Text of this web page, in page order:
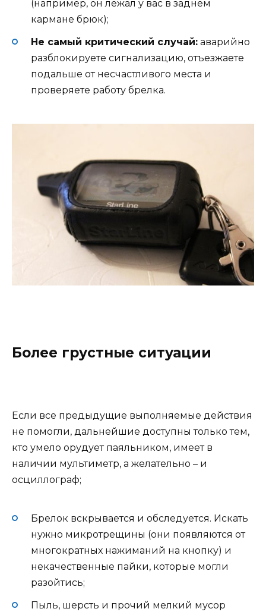
(например, он лежал у вас в заднем
кармане брюк);
Не самый критический случай: аварийно
разблокируете сигнализацию, отъезжаете
подальше от несчастливого места и
проверяете работу брелка.
Более грустные ситуации
Если все предыдущие выполняемые действия
не помогли, дальнейшие доступны только тем,
кто умело орудует паяльником, имеет в
наличии мультиметр, а желательно – и
осциллограф;
Брелок вскрывается и обследуется. Искать
нужно микротрещины (они появляются от
многократных нажиманий на кнопку) и
некачественные пайки, которые могли
разойтись;
Пыль, шерсть и прочий мелкий мусор